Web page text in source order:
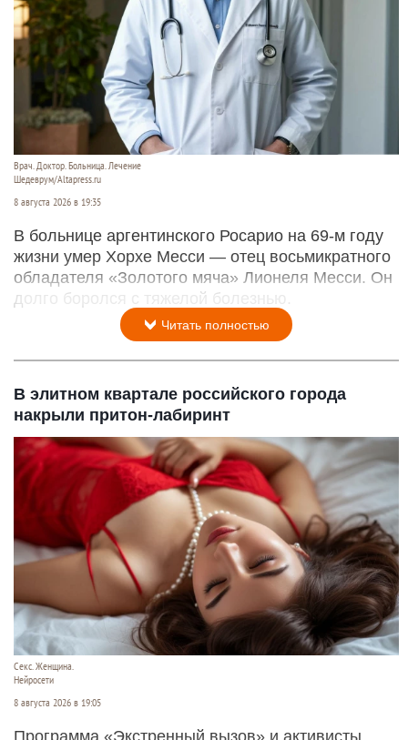
Врач. Доктор. Больница. Лечение
Шедеврум/Altapress.ru
8 августа 2026 в 19:35
В больнице аргентинского Росарио на 69-м году
жизни умер Хорхе Месси — отец восьмикратного
обладателя «Золотого мяча» Лионеля Месси. Он
долго боролся с тяжелой болезнью.
Читать полностью
В элитном квартале российского города
накрыли притон-лабиринт
Секс. Женщина.
Нейросети
8 августа 2026 в 19:05